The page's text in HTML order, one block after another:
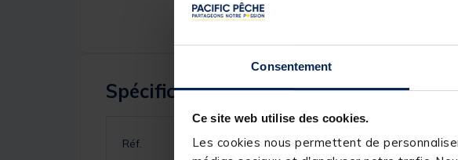
Consentement
Ce site web utilise des cookies.
Les cookies nous permettent de
Spécifications
Réf.